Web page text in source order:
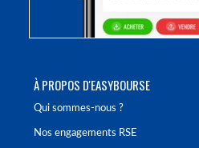
À PROPOS D'EASYBOURSE
Qui sommes-nous ?
Nos engagements RSE